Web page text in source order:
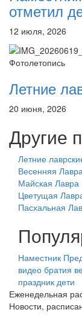
отметил
12 июля, 2026
Фотолетопись
Летние
20 июня, 2026
Другие
Летние
Весенняя
Майская Лавра
Цветущая
Пасхальная
Наместник
видео братия
праздник дети
Еженедельная
Новости,